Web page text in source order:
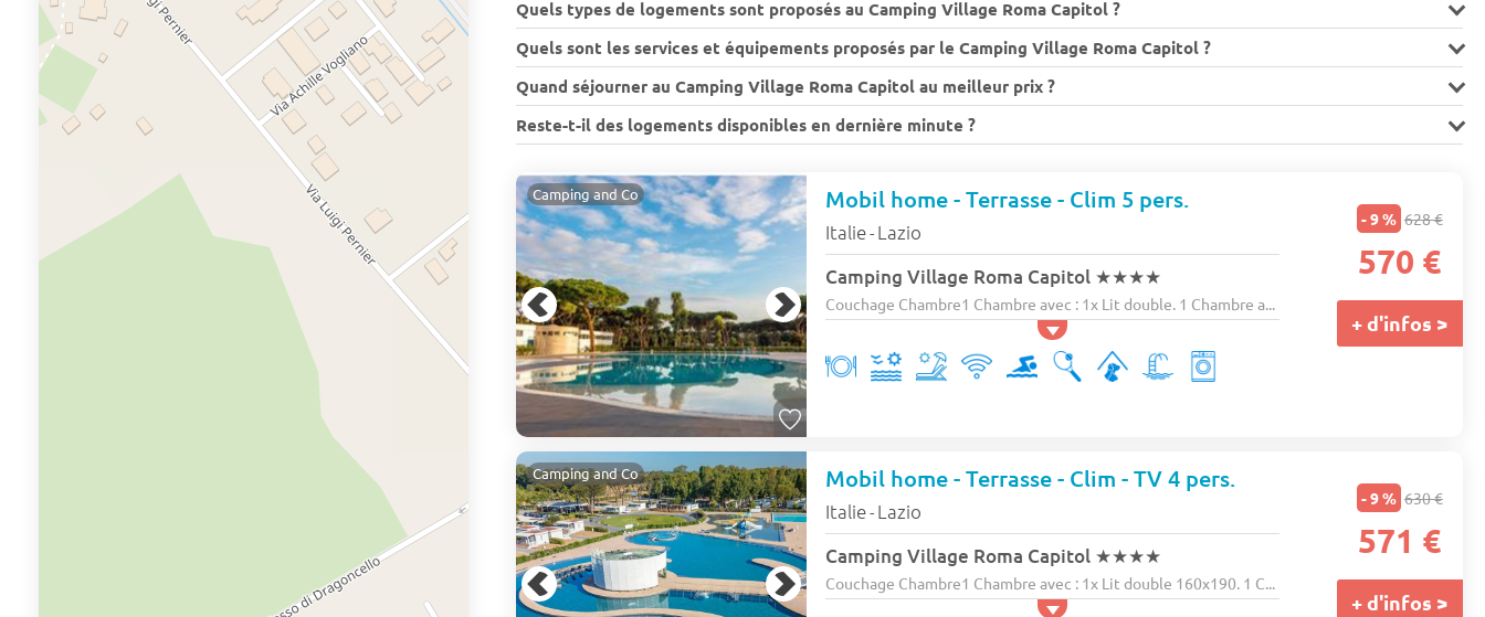
Quels types de logements sont proposés au Camping Village Roma Capitol ?
Quels sont les services et équipements proposés par le Camping Village Roma Capitol ?
Quand séjourner au Camping Village Roma Capitol au meilleur prix ?
Reste-t-il des logements disponibles en dernière minute ?
Camping and Co Mobil home - Terrasse - Clim 5 pers.
Italie- Lazio
Camping Village Roma Capitol ★★★★
Couchage Chambre1 Chambre avec : 1x Lit double. 1 Chambre a...
- 9 % 628 €
570 €
+ d'infos >
Camping and Co Mobil home - Terrasse - Clim - TV 4 pers.
Italie- Lazio
Camping Village Roma Capitol ★★★★
Couchage Chambre1 Chambre avec : 1x Lit double 160x190. 1 C...
- 9 % 630 €
571 €
+ d'infos >